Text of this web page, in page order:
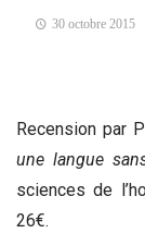
30 octobre 2015
Recension par
une langue
sciences de
26€.